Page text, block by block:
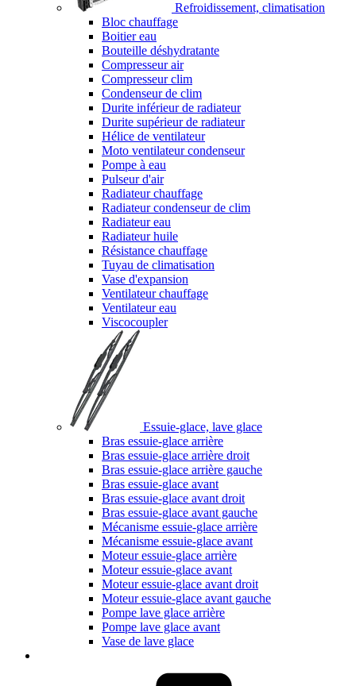
Refroidissement, climatisation
Bloc chauffage
Boitier eau
Bouteille déshydratante
Compresseur air
Compresseur clim
Condenseur de clim
Durite inférieur de radiateur
Durite supérieur de radiateur
Hélice de ventilateur
Moto ventilateur condenseur
Pompe à eau
Pulseur d'air
Radiateur chauffage
Radiateur condenseur de clim
Radiateur eau
Radiateur huile
Résistance chauffage
Tuyau de climatisation
Vase d'expansion
Ventilateur chauffage
Ventilateur eau
Viscocoupler
Essuie-glace, lave glace
Bras essuie-glace arrière
Bras essuie-glace arrière droit
Bras essuie-glace arrière gauche
Bras essuie-glace avant
Bras essuie-glace avant droit
Bras essuie-glace avant gauche
Mécanisme essuie-glace arrière
Mécanisme essuie-glace avant
Moteur essuie-glace arrière
Moteur essuie-glace avant
Moteur essuie-glace avant droit
Moteur essuie-glace avant gauche
Pompe lave glace arrière
Pompe lave glace avant
Vase de lave glace